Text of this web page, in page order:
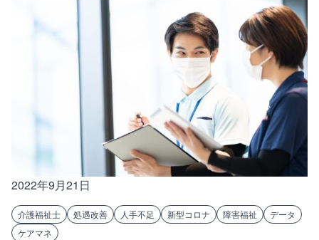
2022年9月21日
介護福祉士 処遇改善 人手不足 新型コロナ 障害福祉
データ
ケアマネ